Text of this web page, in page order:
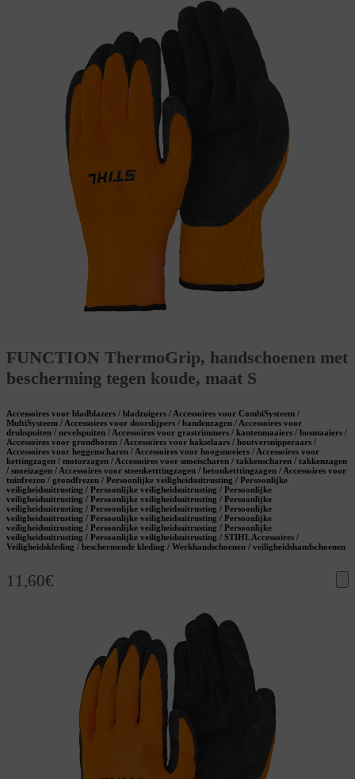
FUNCTION ThermoGrip, handschoenen met
bescherming tegen koude, maat S
Accessoires voor bladblazers / bladzuigers / Accessoires voor CombiSysteem /
MultiSysteem / Accessoires voor doorslijpers / bandenzagen / Accessoires voor
drukspuiten / nevelspuiten / Accessoires voor grastrimmers / kantenmaaiers / bosmaaiers /
Accessoires voor grondboren / Accessoires voor hakselaars / houtversnipperaars /
Accessoires voor heggenscharen / Accessoires voor hoogsnoeiers / Accessoires voor
kettingzagen / motorzagen / Accessoires voor snoeischaren / takkenscharen / takkenzagen
/ snoeizagen / Accessoires voor steenketttingzagen / betonketttingzagen / Accessoires voor
tuinfrezen / grondfrezen / Persoonlijke veiligheidsuitrusting / Persoonlijke
veiligheidsuitrusting / Persoonlijke veiligheidsuitrusting / Persoonlijke
veiligheidsuitrusting / Persoonlijke veiligheidsuitrusting / Persoonlijke
veiligheidsuitrusting / Persoonlijke veiligheidsuitrusting / Persoonlijke
veiligheidsuitrusting / Persoonlijke veiligheidsuitrusting / Persoonlijke
veiligheidsuitrusting / Persoonlijke veiligheidsuitrusting / Persoonlijke
veiligheidsuitrusting / Persoonlijke veiligheidsuitrusting / STIHL Accessoires /
Veiligheidskleding / beschermende kleding / Werkhandschoenen / veiligheidshandschoenen
11,60€